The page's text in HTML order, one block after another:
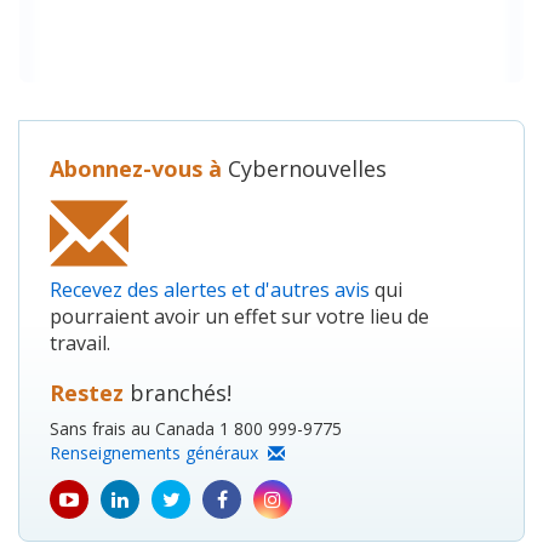
Abonnez-vous à Cybernouvelles
Recevez des alertes et d'autres avis qui
pourraient avoir un effet sur votre lieu de
travail.
Restez branchés!
Sans frais au Canada 1 800 999-9775
Renseignements généraux
youtube
icon
Linkedin
icon
Twitter
icon
Facebook
icon
Instagram
icon